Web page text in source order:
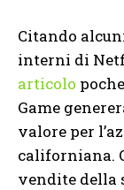
Citando
interni di
articolo
Game
valore per
californiana.
vendite della